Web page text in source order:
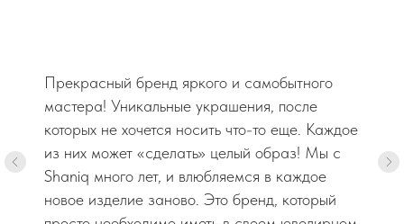
Прекрасный бренд яркого и самобытного
мастера! Уникальные украшения, после
которых не хочется носить что-то еще. Каждое
из них может «сделать» целый образ! Мы с
Shaniq много лет, и влюбляемся в каждое
новое изделие заново. Это бренд, который